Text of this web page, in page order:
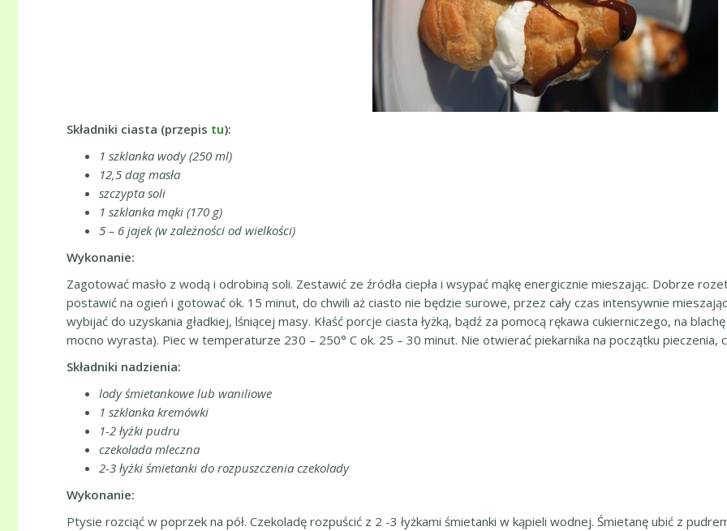
Składniki ciasta (przepis tu):
1 szklanka wody (250 ml)
12,5 dag masła
szczypta soli
1 szklanka mąki (170 g)
5 – 6 jajek (w zależności od wielkości)
Wykonanie:
Zagotować masło z wodą i odrobiną soli. Zestawić ze źródła ciepła i wsypać mąkę energicznie mieszając. Dobrze
postawić na ogień i gotować ok. 15 minut, do chwili aż ciasto nie będzie surowe, przez cały czas intensywnie
wybijać do uzyskania gładkiej, lśniącej masy. Kłaść porcje ciasta łyżką, bądź za pomocą rękawa cukierniczego, na
mocno wyrasta). Piec w temperaturze 230 – 250° C ok. 25 – 30 minut. Nie otwierać piekarnika na początku pieczenia,
Składniki nadzienia:
lody śmietankowe lub waniliowe
1 szklanka kremówki
1-2 łyżki pudru
czekolada mleczna
2-3 łyżki śmietanki do rozpuszczenia czekolady
Wykonanie:
Ptysie rozciąć w poprzek na pół. Czekoladę rozpuścić z 2 -3 łyżkami śmietanki w kąpieli wodnej. Śmietanę ubić z